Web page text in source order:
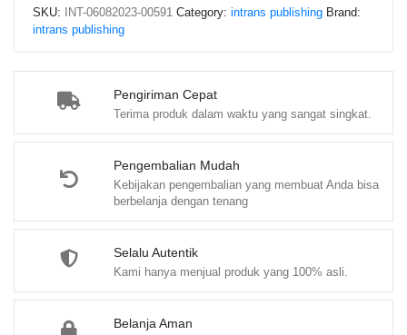
Pengiriman Cepat
Terima produk dalam waktu yang sangat singkat.
Pengembalian Mudah
Kebijakan pengembalian yang membuat Anda bisa
berbelanja dengan tenang
Selalu Autentik
Kami hanya menjual produk yang 100% asli.
Belanja Aman
SKU: INT-06082023-00591 Category: intrans publishing Brand:
intrans publishing